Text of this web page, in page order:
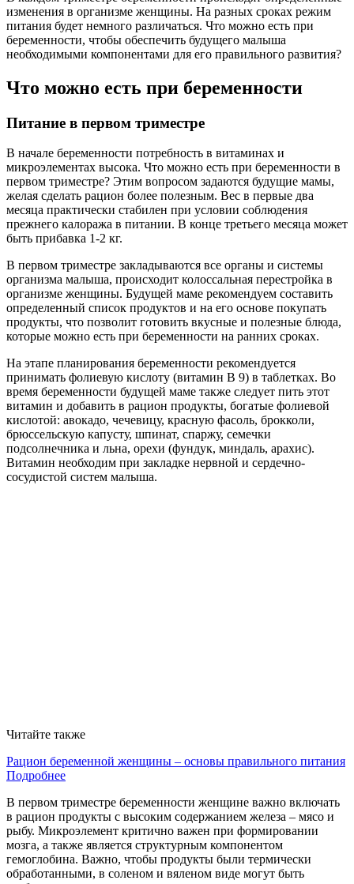
изменения в организме женщины. На разных сроках режим
питания будет немного различаться. Что можно есть при
беременности, чтобы обеспечить будущего малыша
необходимыми компонентами для его правильного развития?
Что можно есть при беременности
Питание в первом триместре
В начале беременности потребность в витаминах и
микроэлементах высока. Что можно есть при беременности в
первом триместре? Этим вопросом задаются будущие мамы,
желая сделать рацион более полезным. Вес в первые два
месяца практически стабилен при условии соблюдения
прежнего калоража в питании. В конце третьего месяца может
быть прибавка 1-2 кг.
В первом триместре закладываются все органы и системы
организма малыша, происходит колоссальная перестройка в
организме женщины. Будущей маме рекомендуем составить
определенный список продуктов и на его основе покупать
продукты, что позволит готовить вкусные и полезные блюда,
которые можно есть при беременности на ранних сроках.
На этапе планирования беременности рекомендуется
принимать фолиевую кислоту (витамин В 9) в таблетках. Во
время беременности будущей маме также следует пить этот
витамин и добавить в рацион продукты, богатые фолиевой
кислотой: авокадо, чечевицу, красную фасоль, брокколи,
брюссельскую капусту, шпинат, спаржу, семечки
подсолнечника и льна, орехи (фундук, миндаль, арахис).
Витамин необходим при закладке нервной и сердечно-
сосудистой систем малыша.
Читайте также
Рацион беременной женщины – основы правильного питания
Подробнее
В первом триместре беременности женщине важно включать
в рацион продукты с высоким содержанием железа – мясо и
рыбу. Микроэлемент критично важен при формировании
мозга, а также является структурным компонентом
гемоглобина. Важно, чтобы продукты были термически
обработанными, в соленом и вяленом виде могут быть